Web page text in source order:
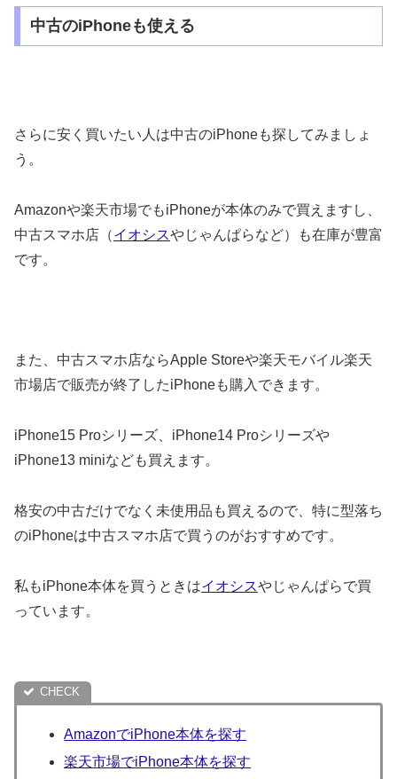
中古のiPhoneも使える
さらに安く買いたい人は中古のiPhoneも探してみましょ
う。
Amazonや楽天市場でもiPhoneが本体のみで買えますし、
中古スマホ店（イオシスやじゃんぱらなど）も在庫が豊富
です。
また、中古スマホ店ならApple Storeや楽天モバイル楽天
市場店で販売が終了したiPhoneも購入できます。
iPhone15 Proシリーズ、iPhone14 Proシリーズや
iPhone13 miniなども買えます。
格安の中古だけでなく未使用品も買えるので、特に型落ち
のiPhoneは中古スマホ店で買うのがおすすめです。
私もiPhone本体を買うときはイオシスやじゃんぱらで買
っています。
AmazonでiPhone本体を探す
楽天市場でiPhone本体を探す